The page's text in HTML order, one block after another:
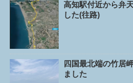
高知駅付近から弁
した(往路)
四国最北端の竹居
ました